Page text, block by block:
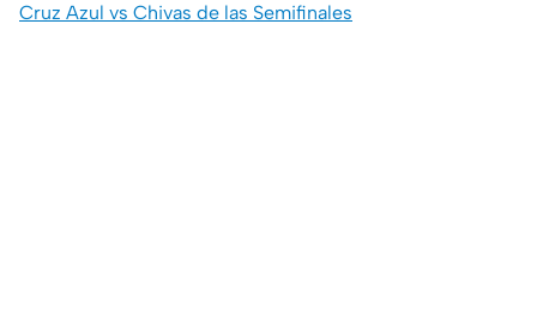
Cruz Azul vs Chivas de las Semifinales